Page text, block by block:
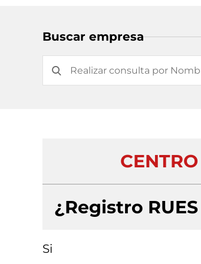
Buscar empresa
¿Registro
Si